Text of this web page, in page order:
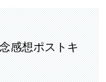
感想ポストキ